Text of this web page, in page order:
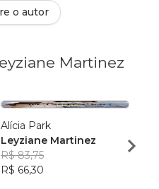
o autor
Martinez
Alícia Park
Leyziane Martinez
R$ 83,75
R$ 66,30
R$